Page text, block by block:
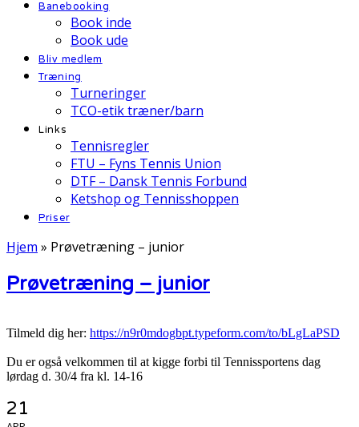
Banebooking
Book inde
Book ude
Bliv medlem
Træning
Turneringer
TCO-etik træner/barn
Links
Tennisregler
FTU – Fyns Tennis Union
DTF – Dansk Tennis Forbund
Ketshop og Tennisshoppen
Priser
Hjem » Prøvetræning – junior
Prøvetræning – junior
Tilmeld dig her: https://n9r0mdogbpt.typeform.com/to/bLgLaPSD
Du er også velkommen til at kigge forbi til Tennissportens dag
lørdag d. 30/4 fra kl. 14-16
21